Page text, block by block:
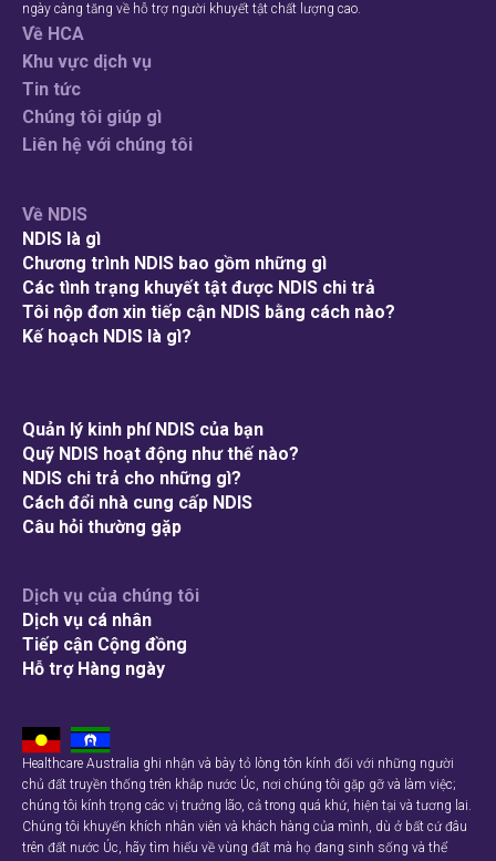
ngày càng tăng về hỗ trợ người khuyết tật chất lượng cao.
Về HCA
Khu vực dịch vụ
Tin tức
Chúng tôi giúp gì
Liên hệ với chúng tôi
Về NDIS
NDIS là gì
Chương trình NDIS bao gồm những gì
Các tình trạng khuyết tật được NDIS chi trả
Tôi nộp đơn xin tiếp cận NDIS bằng cách nào?
Kế hoạch NDIS là gì?
Quản lý kinh phí NDIS của bạn
Quỹ NDIS hoạt động như thế nào?
NDIS chi trả cho những gì?
Cách đổi nhà cung cấp NDIS
Câu hỏi thường gặp
Dịch vụ của chúng tôi
Dịch vụ cá nhân
Tiếp cận Cộng đồng
Hỗ trợ Hàng ngày
Healthcare Australia ghi nhận và bày tỏ lòng tôn kính đối với những người
chủ đất truyền thống trên khắp nước Úc, nơi chúng tôi gặp gỡ và làm việc;
chúng tôi kính trọng các vị trưởng lão, cả trong quá khứ, hiện tại và tương lai.
Chúng tôi khuyến khích nhân viên và khách hàng của mình, dù ở bất cứ đâu
trên đất nước Úc, hãy tìm hiểu về vùng đất mà họ đang sinh sống và thể